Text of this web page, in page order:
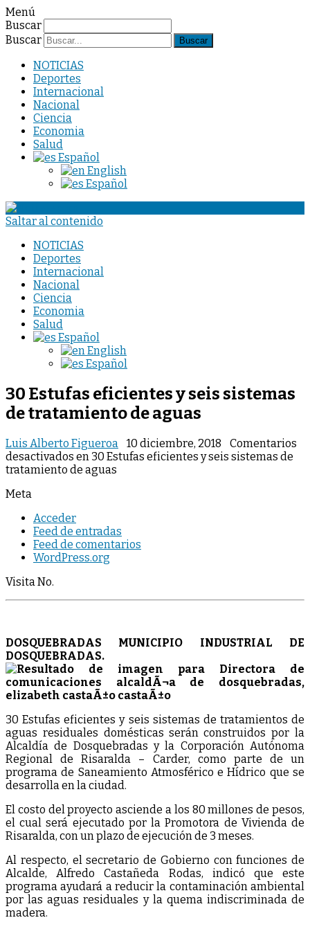
Menú
Buscar
Buscar
NOTICIAS
Deportes
Internacional
Nacional
Ciencia
Economia
Salud
Español
English
Español
Saltar al contenido
NOTICIAS
Deportes
Internacional
Nacional
Ciencia
Economia
Salud
Español
English
Español
30 Estufas eficientes y seis sistemas
de tratamiento de aguas
Luis Alberto Figueroa 10 diciembre, 2018
Comentarios
desactivados en 30 Estufas eficientes y seis sistemas de
tratamiento de aguas
Meta
Acceder
Feed de entradas
Feed de comentarios
WordPress.org
Visita No.
DOSQUEBRADAS MUNICIPIO INDUSTRIAL DE
DOSQUEBRADAS.
30 Estufas eficientes y seis sistemas de tratamientos de
aguas residuales domésticas serán construidos por la
Alcaldía de Dosquebradas y la Corporación Autónoma
Regional de Risaralda – Carder, como parte de un
programa de Saneamiento Atmosférico e Hídrico que se
desarrolla en la ciudad.
El costo del proyecto asciende a los 80 millones de pesos,
el cual será ejecutado por la Promotora de Vivienda de
Risaralda, con un plazo de ejecución de 3 meses.
Al respecto, el secretario de Gobierno con funciones de
Alcalde, Alfredo Castañeda Rodas, indicó que este
programa ayudará a reducir la contaminación ambiental
por las aguas residuales y la quema indiscriminada de
madera.